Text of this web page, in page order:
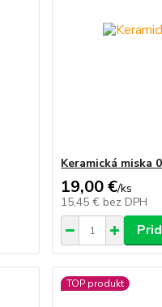
Keramická miska
19,00 €/ks
15,45 € bez DPH
TOP produkt